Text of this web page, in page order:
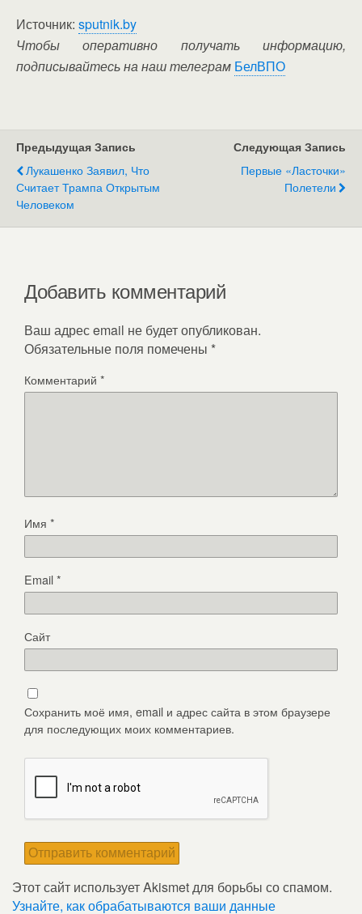
Источник: sputnik.by
Чтобы оперативно получать информацию,
подписывайтесь на наш телеграм БелВПО
Предыдущая Запись
Лукашенко Заявил, Что
Считает Трампа Открытым
Человеком
Следующая Запись
Первые «ласточки»
Полетели
Добавить комментарий
Ваш адрес email не будет опубликован.
Обязательные поля помечены *
Комментарий *
Имя *
Email*
Сайт
Сохранить моё имя, email и адрес сайта в этом браузере
для последующих моих комментариев.
Этот сайт использует Akismet для борьбы со спамом.
Узнайте, как обрабатываются ваши данные